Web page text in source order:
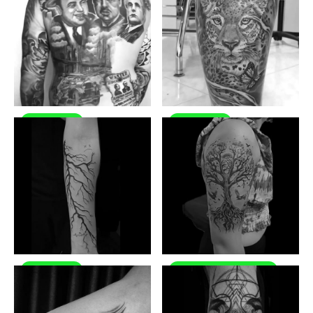
Realistisch
Realistisch
This is some text inside
of a div block.
This is some text inside
of a div block.
Realistischer Horror
This is some text inside
of a div block.
This is some text inside
of a div block.